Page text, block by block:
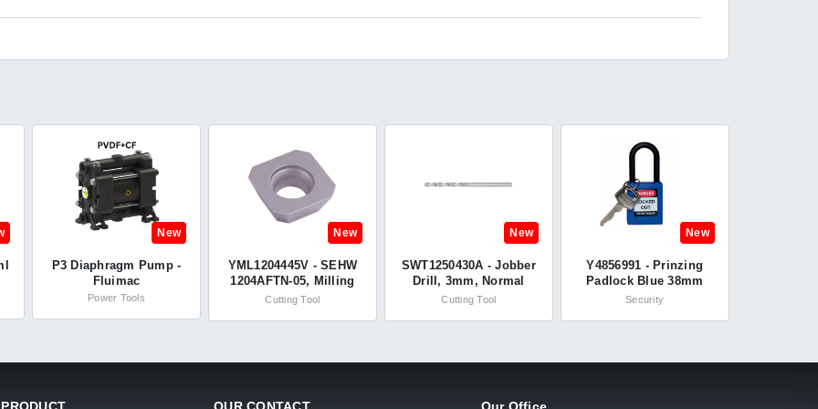
New
P3 Diaphragm Pump -
Fluimac
Power Tools
New
YML1204445V - SEHW
1204AFTN-05, Milling
Insert, Carbide, Grade
Cutting Tool
New
SWT1250430A - Jobber
Drill, 3mm, Normal
Helix, Cobalt High
Cutting Tool
New
Y4856991 - Prinzing
Padlock Blue 38mm
Nylon Shackle - KD -
Security